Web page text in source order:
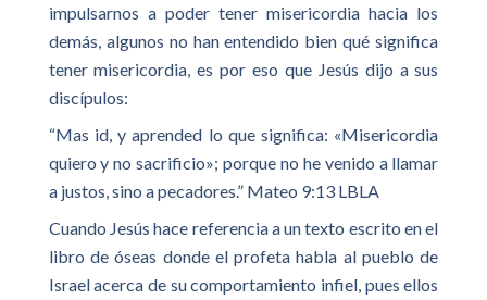
impulsarnos a poder tener misericordia hacia los
demás, algunos no han entendido bien qué significa
tener misericordia, es por eso que Jesús dijo a sus
discípulos:
“Mas id, y aprended lo que significa: «Misericordia
quiero y no sacrificio»; porque no he venido a llamar
a justos, sino a pecadores.” Mateo 9:13 LBLA
Cuando Jesús hace referencia a un texto escrito en el
libro de óseas donde el profeta habla al pueblo de
Israel acerca de su comportamiento infiel, pues ellos